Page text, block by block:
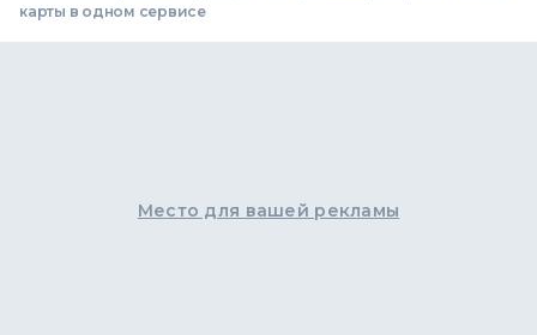
карты в одном сервисе
Место для вашей рекламы